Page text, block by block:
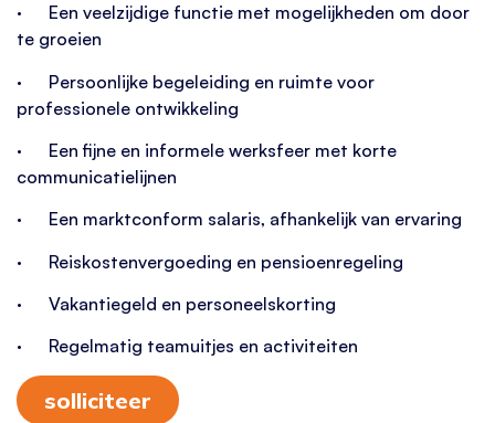
· Een veelzijdige functie met mogelijkheden om door
te groeien
· Persoonlijke begeleiding en ruimte voor
professionele ontwikkeling
· Een fijne en informele werksfeer met korte
communicatielijnen
· Een marktconform salaris, afhankelijk van ervaring
· Reiskostenvergoeding en pensioenregeling
· Vakantiegeld en personeelskorting
· Regelmatig teamuitjes en activiteiten
solliciteer